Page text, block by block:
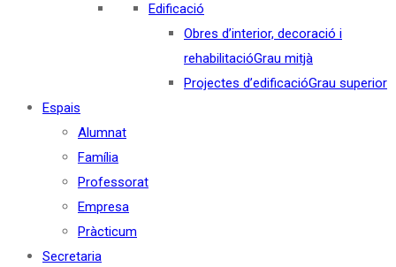
Edificació
Obres d’interior, decoració i
rehabilitacióGrau mitjà
Projectes d’edificacióGrau superior
Espais
Alumnat
Família
Professorat
Empresa
Pràcticum
Secretaria